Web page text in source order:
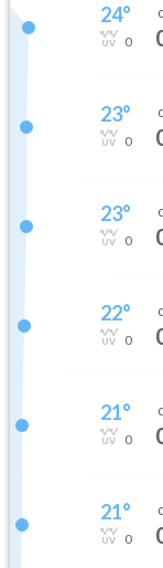
24°
0
23°
0
23°
0
22°
0
21°
0
21°
0